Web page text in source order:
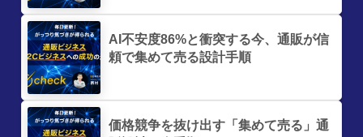
AI不安度86%と衝突する今、通販が信
頼で集めて売る設計手順
価格競争を抜け出す「集めて売る」通